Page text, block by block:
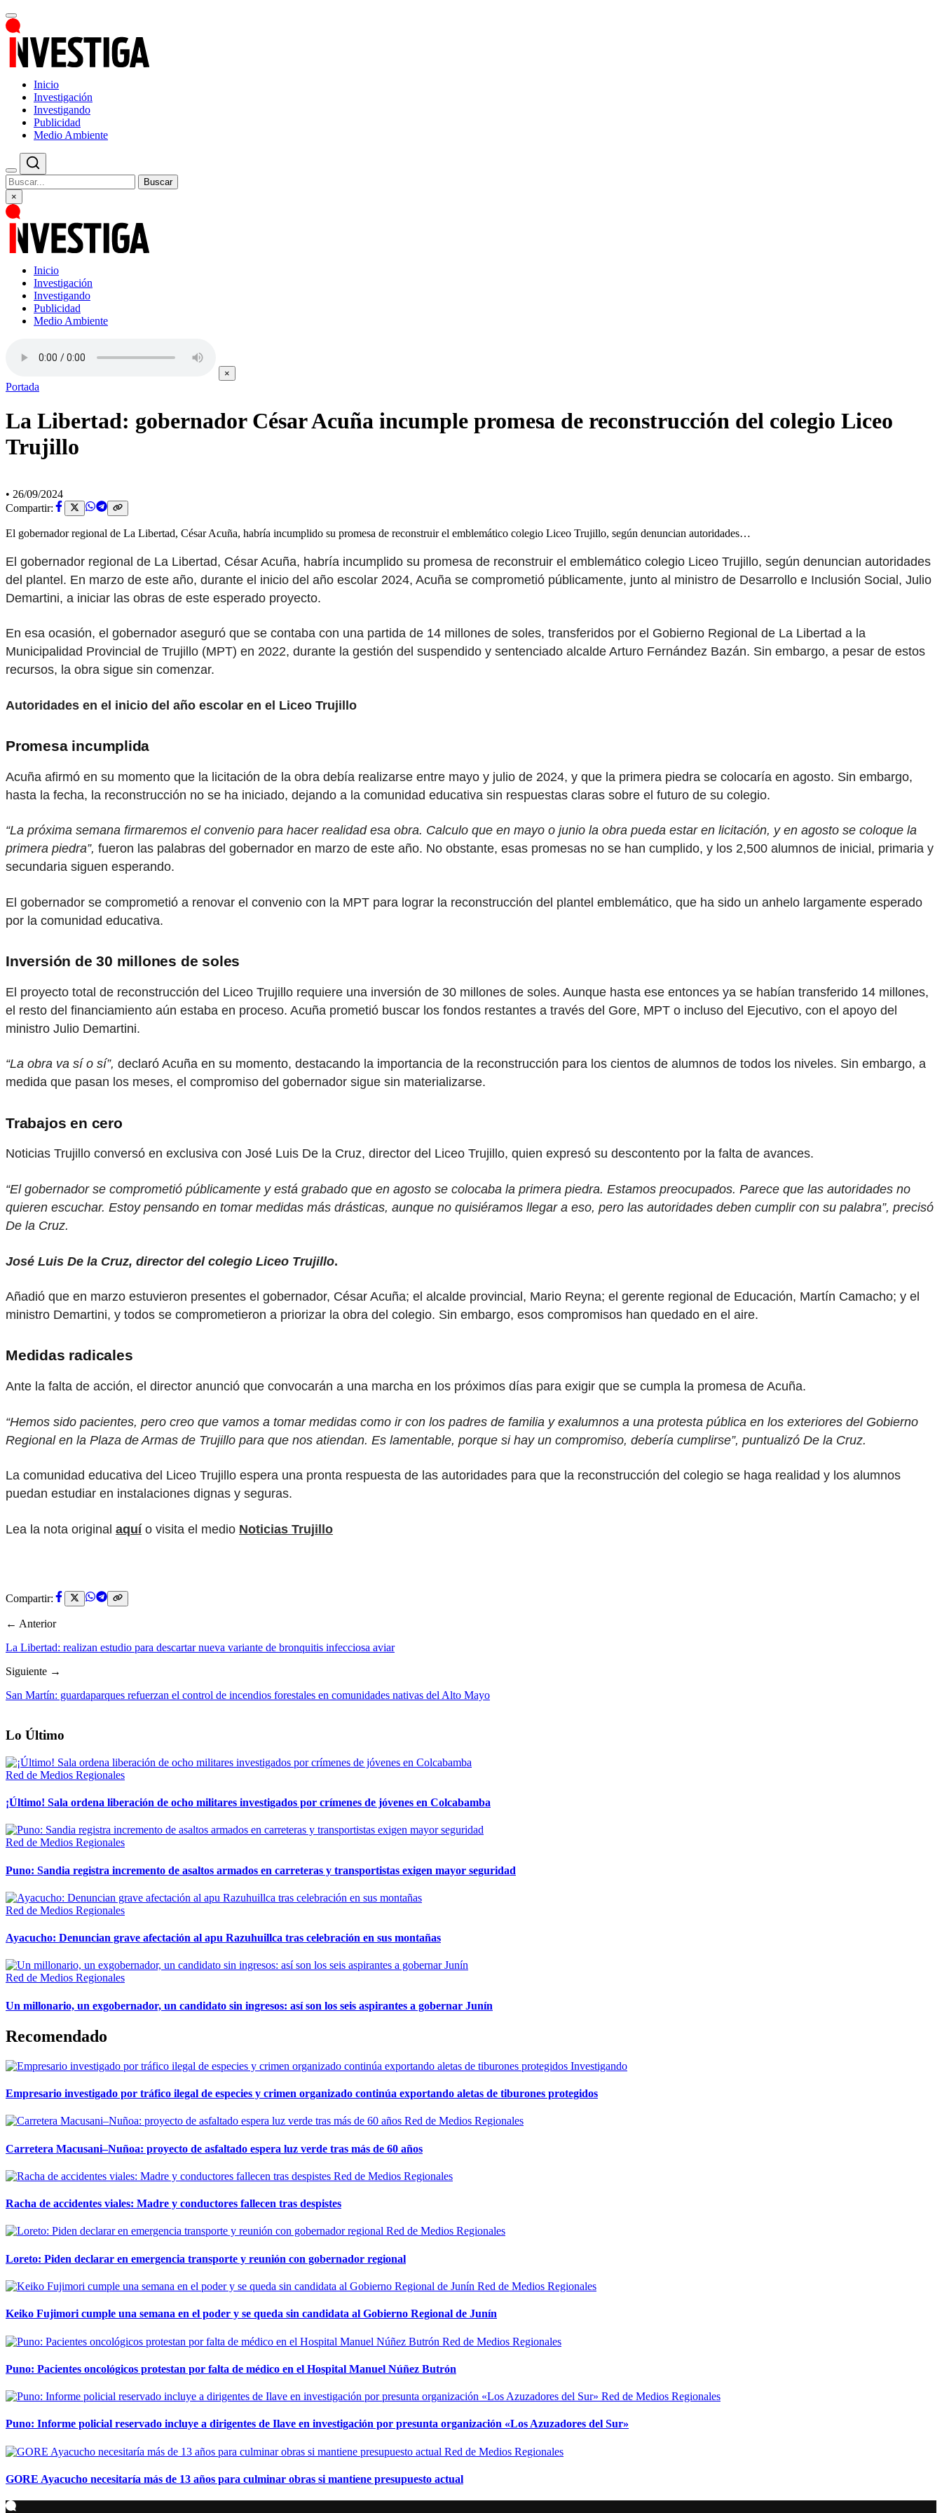
Inicio
Investigación
Investigando
Publicidad
Medio Ambiente
Buscar
×
Inicio
Investigación
Investigando
Publicidad
Medio Ambiente
×
Portada
La Libertad: gobernador César Acuña incumple promesa de reconstrucción del colegio Liceo
Trujillo
• 26/09/2024
Compartir:
El gobernador regional de La Libertad, César Acuña, habría incumplido su promesa de reconstruir el emblemático colegio Liceo Trujillo, según denuncian autoridades…
El gobernador regional de La Libertad, César Acuña, habría incumplido su promesa de reconstruir el emblemático colegio Liceo Trujillo, según denuncian autoridades
del plantel. En marzo de este año, durante el inicio del año escolar 2024, Acuña se comprometió públicamente, junto al ministro de Desarrollo e Inclusión Social, Julio
Demartini, a iniciar las obras de este esperado proyecto.
En esa ocasión, el gobernador aseguró que se contaba con una partida de 14 millones de soles, transferidos por el Gobierno Regional de La Libertad a la
Municipalidad Provincial de Trujillo (MPT) en 2022, durante la gestión del suspendido y sentenciado alcalde Arturo Fernández Bazán. Sin embargo, a pesar de estos
recursos, la obra sigue sin comenzar.
Autoridades en el inicio del año escolar en el Liceo Trujillo
Promesa incumplida
Acuña afirmó en su momento que la licitación de la obra debía realizarse entre mayo y julio de 2024, y que la primera piedra se colocaría en agosto. Sin embargo,
hasta la fecha, la reconstrucción no se ha iniciado, dejando a la comunidad educativa sin respuestas claras sobre el futuro de su colegio.
“La próxima semana firmaremos el convenio para hacer realidad esa obra. Calculo que en mayo o junio la obra pueda estar en licitación, y en agosto se coloque la
primera piedra”, fueron las palabras del gobernador en marzo de este año. No obstante, esas promesas no se han cumplido, y los 2,500 alumnos de inicial, primaria y
secundaria siguen esperando.
El gobernador se comprometió a renovar el convenio con la MPT para lograr la reconstrucción del plantel emblemático, que ha sido un anhelo largamente esperado
por la comunidad educativa.
Inversión de 30 millones de soles
El proyecto total de reconstrucción del Liceo Trujillo requiere una inversión de 30 millones de soles. Aunque hasta ese entonces ya se habían transferido 14 millones,
el resto del financiamiento aún estaba en proceso. Acuña prometió buscar los fondos restantes a través del Gore, MPT o incluso del Ejecutivo, con el apoyo del
ministro Julio Demartini.
“La obra va sí o sí”, declaró Acuña en su momento, destacando la importancia de la reconstrucción para los cientos de alumnos de todos los niveles. Sin embargo, a
medida que pasan los meses, el compromiso del gobernador sigue sin materializarse.
Trabajos en cero
Noticias Trujillo conversó en exclusiva con José Luis De la Cruz, director del Liceo Trujillo, quien expresó su descontento por la falta de avances.
“El gobernador se comprometió públicamente y está grabado que en agosto se colocaba la primera piedra. Estamos preocupados. Parece que las autoridades no
quieren escuchar. Estoy pensando en tomar medidas más drásticas, aunque no quisiéramos llegar a eso, pero las autoridades deben cumplir con su palabra”, precisó
De la Cruz.
José Luis De la Cruz, director del colegio Liceo Trujillo.
Añadió que en marzo estuvieron presentes el gobernador, César Acuña; el alcalde provincial, Mario Reyna; el gerente regional de Educación, Martín Camacho; y el
ministro Demartini, y todos se comprometieron a priorizar la obra del colegio. Sin embargo, esos compromisos han quedado en el aire.
Medidas radicales
Ante la falta de acción, el director anunció que convocarán a una marcha en los próximos días para exigir que se cumpla la promesa de Acuña.
“Hemos sido pacientes, pero creo que vamos a tomar medidas como ir con los padres de familia y exalumnos a una protesta pública en los exteriores del Gobierno
Regional en la Plaza de Armas de Trujillo para que nos atiendan. Es lamentable, porque si hay un compromiso, debería cumplirse”, puntualizó De la Cruz.
La comunidad educativa del Liceo Trujillo espera una pronta respuesta de las autoridades para que la reconstrucción del colegio se haga realidad y los alumnos
puedan estudiar en instalaciones dignas y seguras.
Lea la nota original aquío visita el medio Noticias Trujillo
Compartir:
← Anterior
La Libertad: realizan estudio para descartar nueva variante de bronquitis infecciosa aviar
Siguiente →
San Martín: guardaparques refuerzan el control de incendios forestales en comunidades nativas del Alto Mayo
Lo Último
Red de Medios Regionales
¡Último! Sala ordena liberación de ocho militares investigados por crímenes de jóvenes en Colcabamba
Red de Medios Regionales
Puno: Sandia registra incremento de asaltos armados en carreteras y transportistas exigen mayor seguridad
Red de Medios Regionales
Ayacucho: Denuncian grave afectación al apu Razuhuillca tras celebración en sus montañas
Red de Medios Regionales
Un millonario, un exgobernador, un candidato sin ingresos: así son los seis aspirantes a gobernar Junín
Recomendado
Investigando
Empresario investigado por tráfico ilegal de especies y crimen organizado continúa exportando aletas de tiburones protegidos
Red de Medios Regionales
Carretera Macusani–Nuñoa: proyecto de asfaltado espera luz verde tras más de 60 años
Red de Medios Regionales
Racha de accidentes viales: Madre y conductores fallecen tras despistes
Red de Medios Regionales
Loreto: Piden declarar en emergencia transporte y reunión con gobernador regional
Red de Medios Regionales
Keiko Fujimori cumple una semana en el poder y se queda sin candidata al Gobierno Regional de Junín
Red de Medios Regionales
Puno: Pacientes oncológicos protestan por falta de médico en el Hospital Manuel Núñez Butrón
Red de Medios Regionales
Puno: Informe policial reservado incluye a dirigentes de Ilave en investigación por presunta organización «Los Azuzadores del Sur»
Red de Medios Regionales
GORE Ayacucho necesitaría más de 13 años para culminar obras si mantiene presupuesto actual